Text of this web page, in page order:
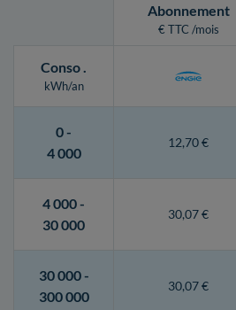
Abonnement
€ TTC /mois
Conso.
kWh/an
0 -
4 000
12,70 €
4 000 -
30 000
30,07 €
30 000 -
300 000
30,07 €